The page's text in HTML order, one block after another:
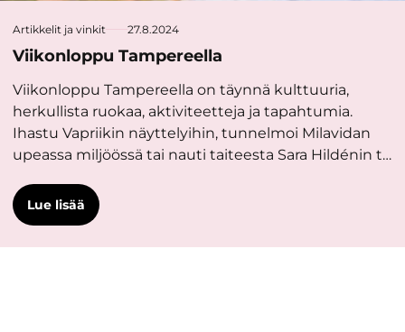
Artikkelit ja vinkit 27.8.2024
Viikonloppu Tampereella
Viikonloppu Tampereella on täynnä kulttuuria,
herkullista ruokaa, aktiviteetteja ja tapahtumia.
Ihastu Vapriikin näyttelyihin, tunnelmoi Milavidan
upeassa miljöössä tai nauti taiteesta Sara Hildénin t…
Lue lisää